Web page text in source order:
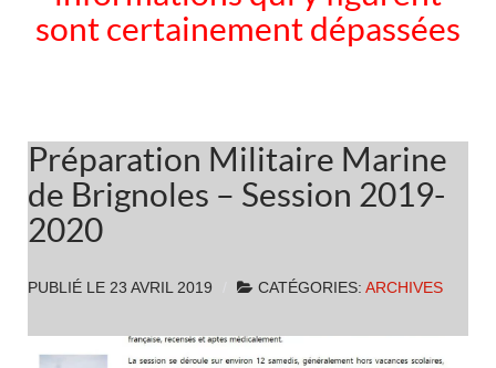
sont certainement dépassées
Préparation Militaire Marine
de Brignoles – Session 2019-
2020
PUBLIÉ LE 23 AVRIL 2019 CATÉGORIES: ARCHIVES